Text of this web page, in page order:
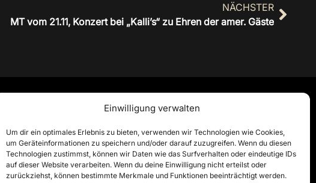
Einwilligung verwalten
Um dir ein optimales Erlebnis zu bieten, verwenden wir Technologien wie Cookies,
um Geräteinformationen zu speichern und/oder darauf zuzugreifen. Wenn du diesen
Technologien zustimmst, können wir Daten wie das Surfverhalten oder eindeutige IDs
auf dieser Website verarbeiten. Wenn du deine Einwilligung nicht erteilst oder
zurückziehst, können bestimmte Merkmale und Funktionen beeinträchtigt werden.
NÄCHSTER
MT vom 21.11, Konzert bei „Kalli’s“ zu Ehren der amer. Gäste